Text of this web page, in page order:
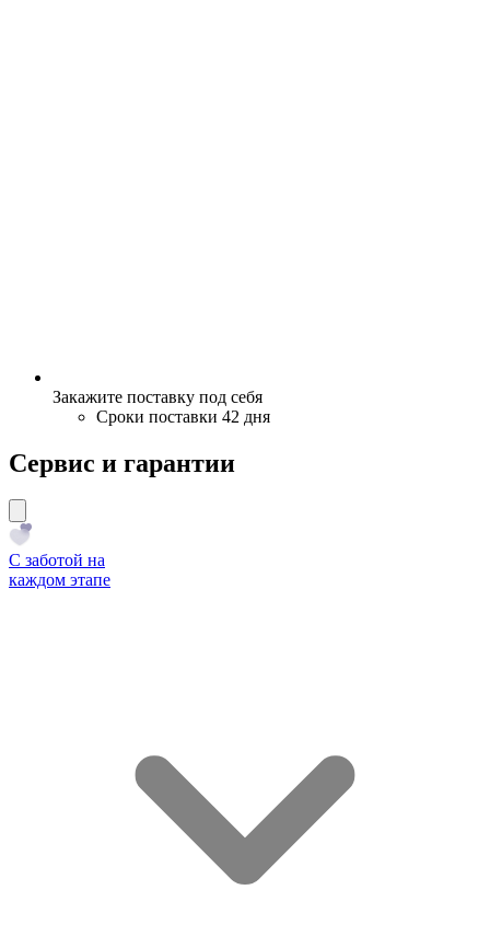
Закажите поставку под себя
Сроки поставки 42 дня
Сервис и гарантии
С заботой на
каждом этапе